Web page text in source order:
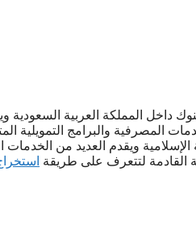
داخل المملكة العربية
المصرفية والبرامج
الإسلامية ويقدم العديد من
القادمة لتتعرف على طريقة